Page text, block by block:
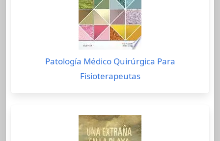
Patología Médico Quirúrgica Para
Fisioterapeutas